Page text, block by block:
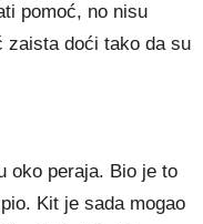
pomoć, no nisu
zaista doći tako da su
oko peraja. Bio je to
Kit je sada mogao